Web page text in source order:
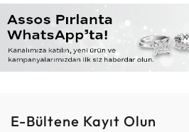
E-Bültene Kayıt Olun